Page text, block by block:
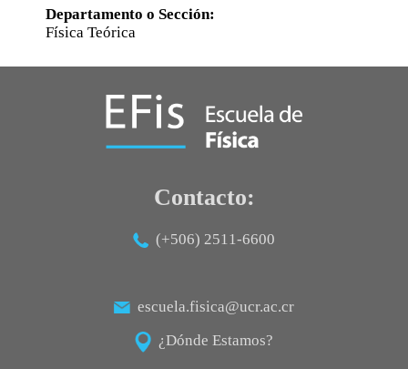
Departamento o Sección:
Física Teórica
Contacto:
(+506) 2511-6600
escuela.fisica@ucr.ac.cr
¿Dónde Estamos?